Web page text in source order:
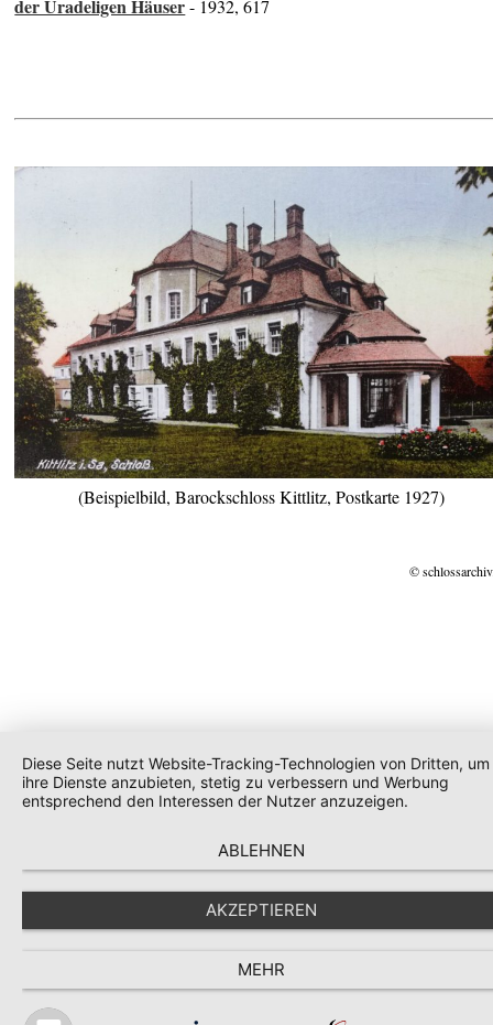
der Uradeligen Häuser- 1932, 617
(Beispielbild, Barockschloss Kittlitz, Postkarte 1927)
©
Diese Seite nutzt Website-Tracking-Technologien von Dritten, um
ihre Dienste anzubieten, stetig zu verbessern und Werbung
entsprechend den Interessen der Nutzer anzuzeigen.
ABLEHNEN
AKZEPTIEREN
MEHR